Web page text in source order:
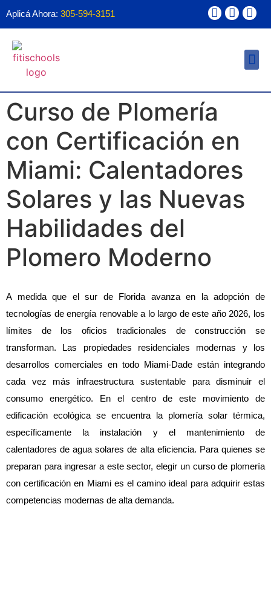
Aplicá Ahora: 305-594-3151
Curso de Plomería
con Certificación en
Miami: Calentadores
Solares y las Nuevas
Habilidades del
Plomero Moderno
A medida que el sur de Florida avanza en la adopción de
tecnologías de energía renovable a lo largo de este año 2026, los
límites de los oficios tradicionales de construcción se
transforman. Las propiedades residenciales modernas y los
desarrollos comerciales en todo Miami-Dade están integrando
cada vez más infraestructura sustentable para disminuir el
consumo energético. En el centro de este movimiento de
edificación ecológica se encuentra la plomería solar térmica,
específicamente la instalación y el mantenimiento de
calentadores de agua solares de alta eficiencia. Para quienes se
preparan para ingresar a este sector, elegir un curso de plomería
con certificación en Miami es el camino ideal para adquirir estas
competencias modernas de alta demanda.